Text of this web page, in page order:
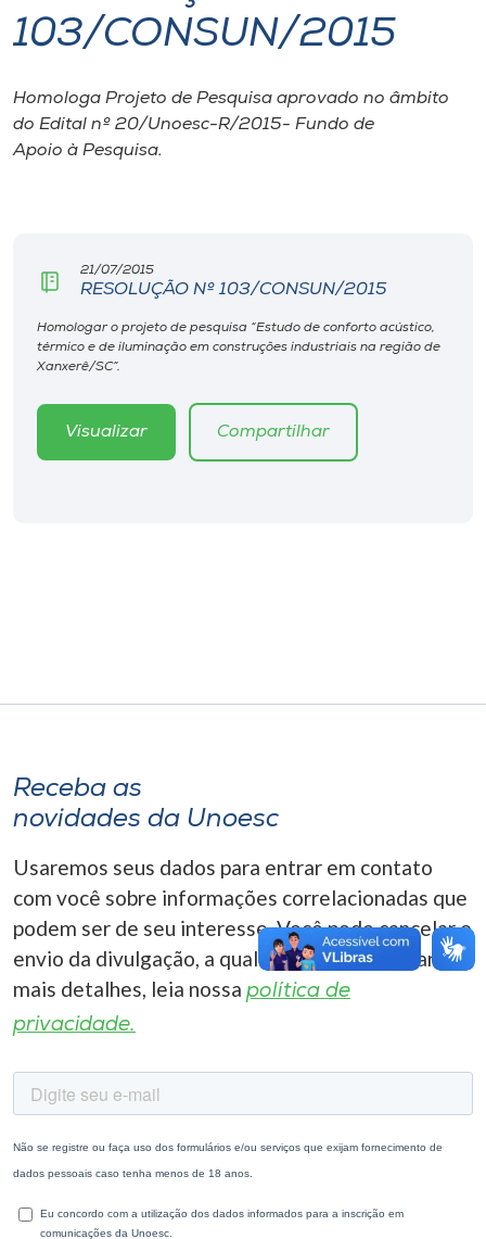
I.nova
Diplomados
Editora
Rádio
o idioma
A-
103/CONSUN/2015
Homologa Projeto de Pesquisa aprovado no âmbito
do Edital nº 20/Unoesc-R/2015- Fundo de
Apoio à Pesquisa.
21/07/2015
RESOLUÇÃO Nº 103/CONSUN/2015
Homologar o projeto de pesquisa “Estudo de conforto acústico,
térmico e de iluminação em construções industriais na região de
Xanxerê/SC”.
Visualizar Compartilhar
Receba as
novidades da Unoesc
Usaremos seus dados para entrar em contato
com você sobre informações correlacionadas que
podem ser de seu interesse. Você pode cancelar o
envio da divulgação, a qualquer momento. Para
mais detalhes, leia nossa política de
privacidade.